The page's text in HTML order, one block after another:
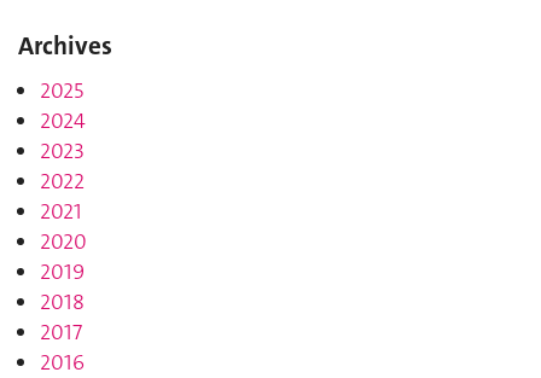
Archives
2025
2024
2023
2022
2021
2020
2019
2018
2017
2016